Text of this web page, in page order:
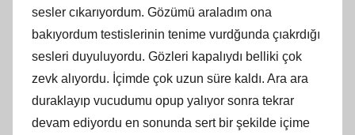
sesler cıkarıyordum. Gözümü araladım ona
bakıyordum testislerinin tenime vurdğunda çıakrdığı
sesleri duyuluyordu. Gözleri kapalıydı belliki çok
zevk alıyordu. İçimde çok uzun süre kaldı. Ara ara
duraklayıp vucudumu opup yalıyor sonra tekrar
devam ediyordu en sonunda sert bir şekilde içime